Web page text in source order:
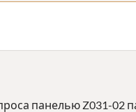
панелью Z031-02